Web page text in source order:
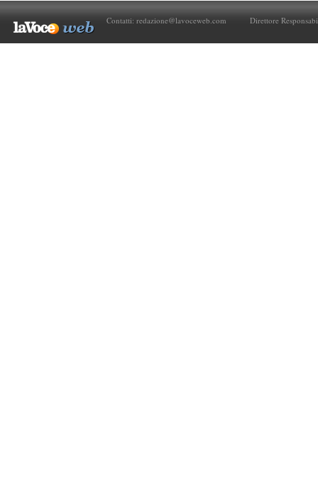
Contatti: redazione@lavoceweb.com Direttore